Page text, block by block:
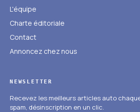
L'équipe
Charte éditoriale
Contact
Annoncez chez nous
NEWSLETTER
Recevez les meilleurs articles auto
spam, désinscription en un clic.